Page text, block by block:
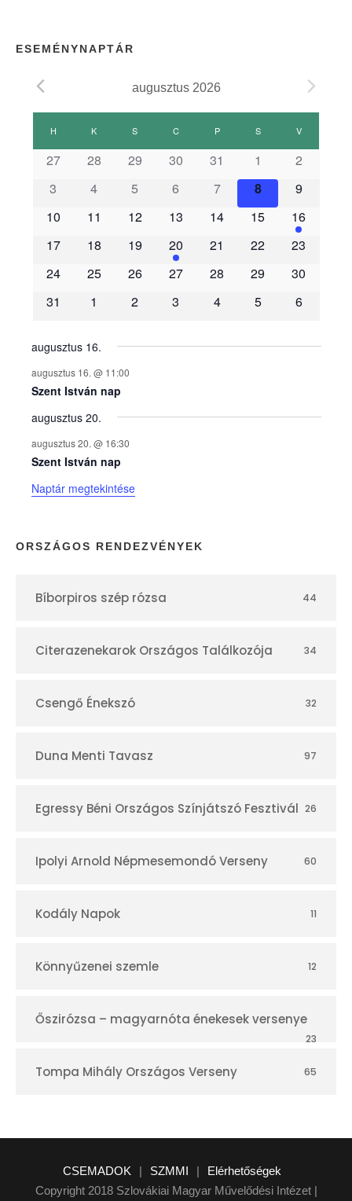
ESEMÉNYNAPTÁR
augusztus 2026
E
m
é
n
y
e
k
n
a
p
r
H K S CCSÜTÖRTÖK
PPÉNTEK SSZOMBAT
VVASÁRNAP
27 28 29 30 31 1
2
3
4 5 6 7 8
9
10
11 12 13 14 15
16
17
18 19 20 21 22
23
24
25 26 27 28 29
30
31
1 2 3 4 5 6
augusztus 16.
augusztus 16. @ 11:00
Szent István nap
augusztus 20.
augusztus 20. @ 16:30
Szent István nap
Naptár megtekintése
ORSZÁGOS RENDEZVÉNYEK
Bíborpiros szép rózsa 44
Citerazenekarok Országos Találkozója 34
Csengő Énekszó 32
Duna Menti Tavasz 97
Egressy Béni Országos Színjátszó Fesztivál 26
Ipolyi Arnold Népmesemondó Verseny 60
Kodály Napok 11
Könnyűzenei szemle 12
Őszirózsa – magyarnóta énekesek versenye
23
Tompa Mihály Országos Verseny 65
CSEMADOK | SZMMI |
Elérhetőségek
Copyright 2018 Szlovákiai Magyar Művelődési Intézet |